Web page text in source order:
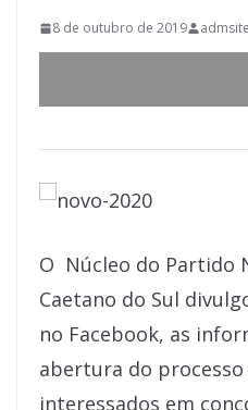
8 de outubro de 2019
O Núcleo do Partido
Caetano do Sul
no Facebook, as
abertura do
interessados em